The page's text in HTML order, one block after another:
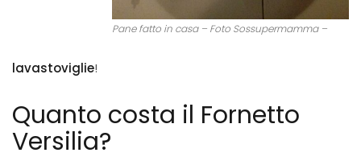
Pane fatto in casa – Foto Sossupermamma –
lavastoviglie!
Quanto costa il Fornetto
Versilia?